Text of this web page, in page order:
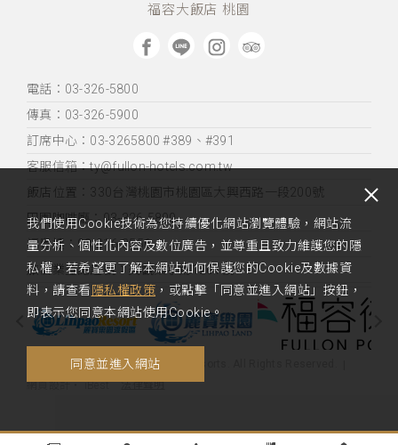
福容大飯店 桃園
電話：03-326-5800
傳真：03-326-5900
訂席中心：03-3265800 #389、#391
客服信箱：ty@fullon-hotels.com.tw
飯店位置：
330台灣桃園市桃園區大興西路一段200號
田園咖啡廳：03-326-5800
福粵樓：03-316-3556
旅宿業登記證號：交觀業字第1261號
Copyright 2019 Fullon Hotels & Resorts. All Rights Reserved.
網頁設計‧iBest 法律聲明
我們使用Cookie技術為您持續優化網站瀏覽體驗，網站流
量分析、個性化內容及數位廣告，並尊重且致力維護您的隱
私權，若希望更了解本網站如何保護您的Cookie及數據資
料，請查看 隱私權政策 ，或點擊「同意並進入網站」按鈕，
即表示您同意本網站使用Cookie。
同意並進入網站